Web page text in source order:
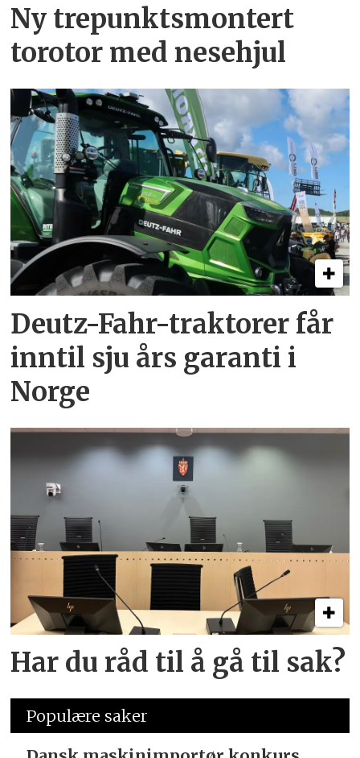
Ny trepunkts­montert
torotor med nesehjul
Deutz-Fahr-traktorer får
inntil sju års garanti i
Norge
Har du råd til å gå til sak?
Populære saker